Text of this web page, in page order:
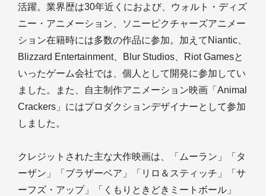
活躍。業界歴は30年近くにおよび、ウォルト・ディズ
ニー・アニメーション、ソニーピクチャーズアニメー
ション在籍時には多数の作品に参加。加えてNiantic、
Blizzard Entertainment、Blur Studios、Riot Gamesと
いったゲーム会社では、個人として開発に参加してい
ました。また、自主制作アニメーション映画「Animal
Crackers」にはプロダクションデザイナーとして参加
しました。
クレジットされた主な大作映画は、「ムーラン」「タ
ーザン」「ブラザーベア」「リロ＆スティッチ」「サ
ーフズ・アップ」「くもりときどきミートボール」